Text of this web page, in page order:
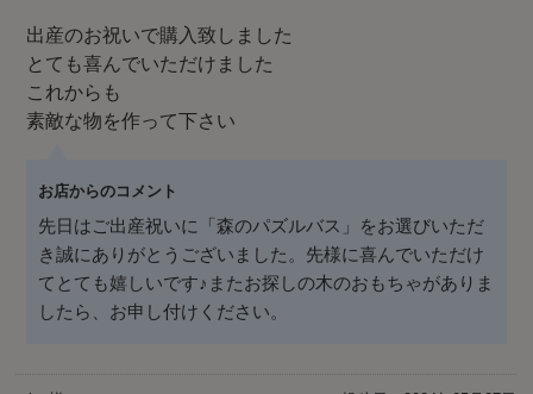
出産のお祝いで購入致しました
とても喜んでいただけました
これからも
素敵な物を作って下さい
お店からのコメント
先日はご出産祝いに「森のパズルバス」をお選びいただ
き誠にありがとうございました。先様に喜んでいただけ
てとても嬉しいです♪またお探しの木のおもちゃがありま
したら、お申し付けください。